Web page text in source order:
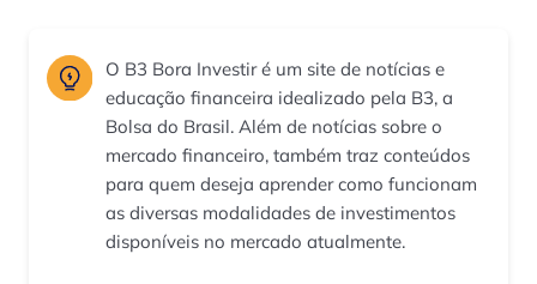
O B3 Bora Investir é um site de notícias e
educação financeira idealizado pela B3, a
Bolsa do Brasil. Além de notícias sobre o
mercado financeiro, também traz conteúdos
para quem deseja aprender como funcionam
as diversas modalidades de investimentos
disponíveis no mercado atualmente.